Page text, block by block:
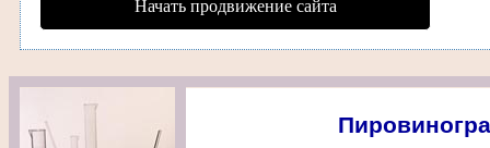
Начать продвижение сайта